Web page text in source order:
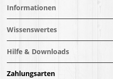
Informationen
Wissenswertes
Hilfe & Downloads
Zahlungsarten